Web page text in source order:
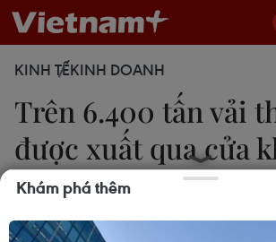
KINH TẾKINH DOANH
Trên 6.400 tấn vải
được xuất qua cửa
Cai
Hồng Ninh
Khám phá thêm